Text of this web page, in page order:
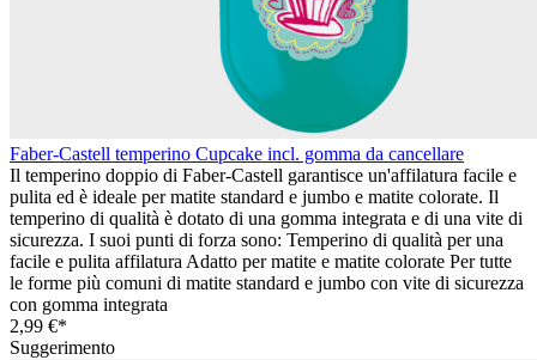
Faber-Castell temperino Cupcake incl. gomma da cancellare
Il temperino doppio di Faber-Castell garantisce un'affilatura facile e
pulita ed è ideale per matite standard e jumbo e matite colorate. Il
temperino di qualità è dotato di una gomma integrata e di una vite di
sicurezza. I suoi punti di forza sono: Temperino di qualità per una
facile e pulita affilatura Adatto per matite e matite colorate Per tutte
le forme più comuni di matite standard e jumbo con vite di sicurezza
con gomma integrata
2,99 €*
Suggerimento